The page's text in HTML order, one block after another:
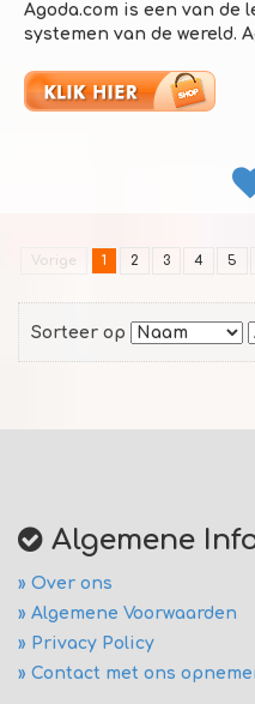
Agoda.com is een van de
systemen van de wereld.
Vorige 1 2 3 4 5
Sorteer op
Algemene
» Over ons
» Algemene Voorwaarden
» Privacy Policy
» Contact met ons